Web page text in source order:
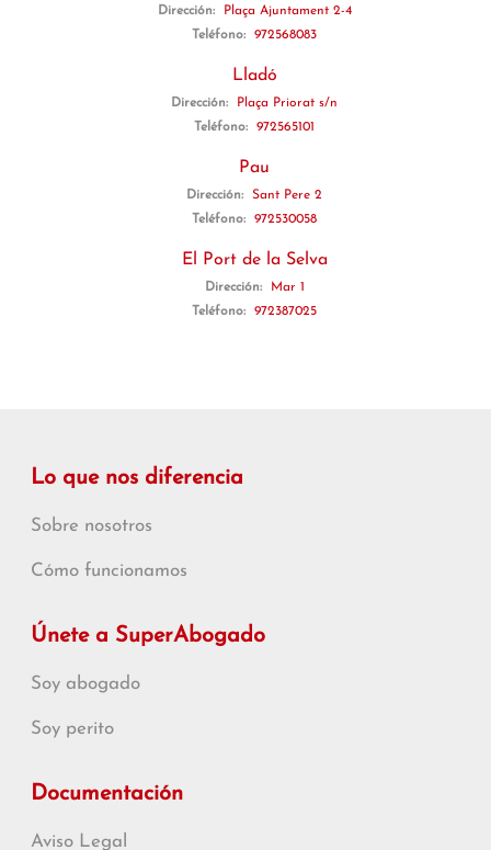
Dirección:
Plaça Ajuntament 2-4
Teléfono:
972568083
Lladó
Dirección:
Plaça Priorat s/n
Teléfono:
972565101
Pau
Dirección:
Sant Pere 2
Teléfono:
972530058
El Port de la Selva
Dirección:
Mar 1
Teléfono:
972387025
Lo que nos diferencia
Sobre nosotros
Cómo funcionamos
Únete a SuperAbogado
Soy abogado
Soy perito
Documentación
Aviso Legal